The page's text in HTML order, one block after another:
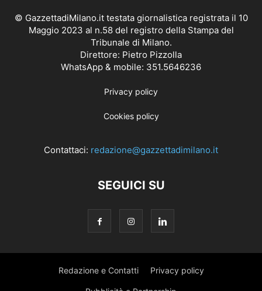
© GazzettadiMilano.it testata giornalistica registrata il 10
Maggio 2023 al n.58 del registro della Stampa del
Tribunale di Milano.
Direttore: Pietro Pizzolla
WhatsApp & mobile: 351.5646236
Privacy policy
Cookies policy
Contattaci: redazione@gazzettadimilano.it
SEGUICI SU
Redazione e Contatti Privacy policy